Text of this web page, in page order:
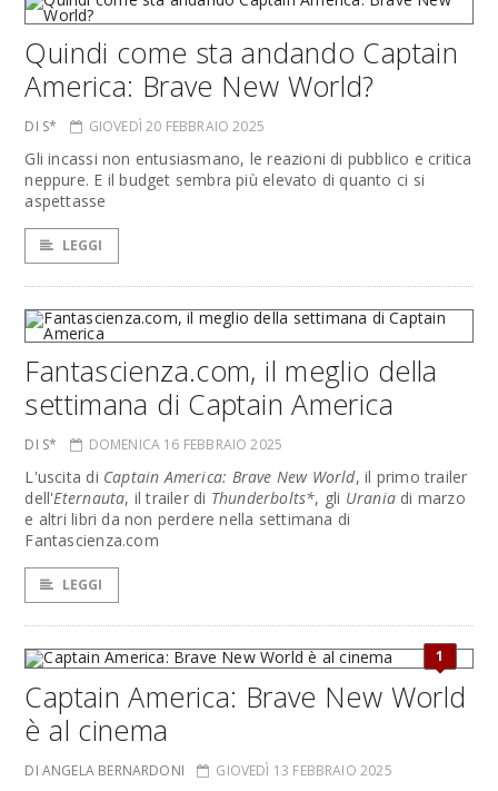
Quindi come sta andando Captain
America: Brave New World?
DI S* GIOVEDÌ 20 FEBBRAIO 2025
Gli incassi non entusiasmano, le reazioni di pubblico e critica
neppure. E il budget sembra più elevato di quanto ci si
aspettasse
LEGGI
Fantascienza.com, il meglio della
settimana di Captain America
DI S* DOMENICA 16 FEBBRAIO 2025
L'uscita di Captain America: Brave New World, il primo trailer
dell'Eternauta, il trailer di Thunderbolts*, gli Urania di marzo
e altri libri da non perdere nella settimana di
Fantascienza.com
LEGGI
1
Captain America: Brave New World
è al cinema
DI ANGELA BERNARDONI GIOVEDÌ 13 FEBBRAIO 2025